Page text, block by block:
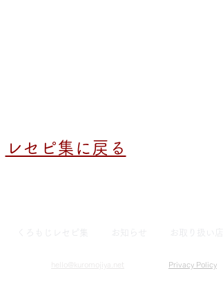
レセピ集に戻る
お知らせ お取り扱い店
hello@kuromojiya.net ​Privacy Policy